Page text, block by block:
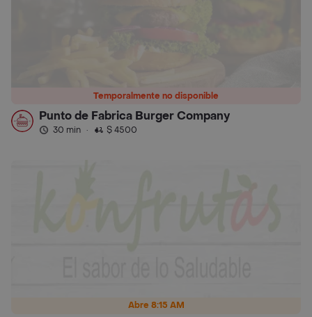
Temporalmente no disponible
Punto de Fabrica Burger Company
30 min · $ 4500
Abre 8:15 AM